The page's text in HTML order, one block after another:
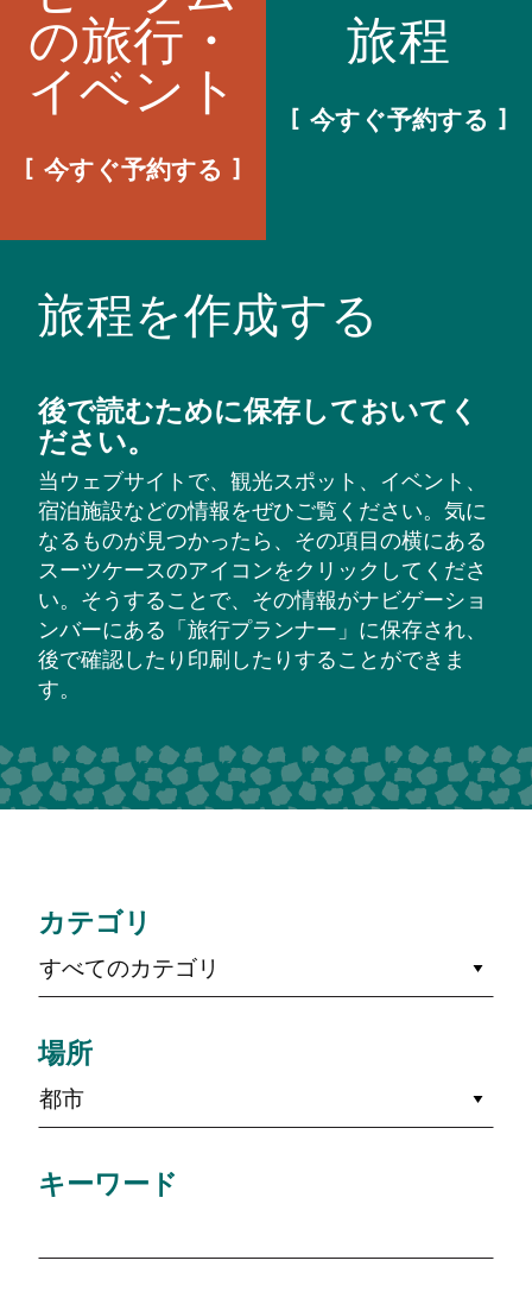
の旅行・
イベント
今すぐ予約する
旅程
今すぐ予約する
旅程を作成する
後で読むために保存しておいてく
ださい。
当ウェブサイトで、観光スポット、イベント、
宿泊施設などの情報をぜひご覧ください。気に
なるものが見つかったら、その項目の横にある
スーツケースのアイコンをクリックしてくださ
い。そうすることで、その情報がナビゲーショ
ンバーにある「旅行プランナー」に保存され、
後で確認したり印刷したりすることができま
す。
カテゴリ
すべてのカテゴリ
場所
都市
キーワード